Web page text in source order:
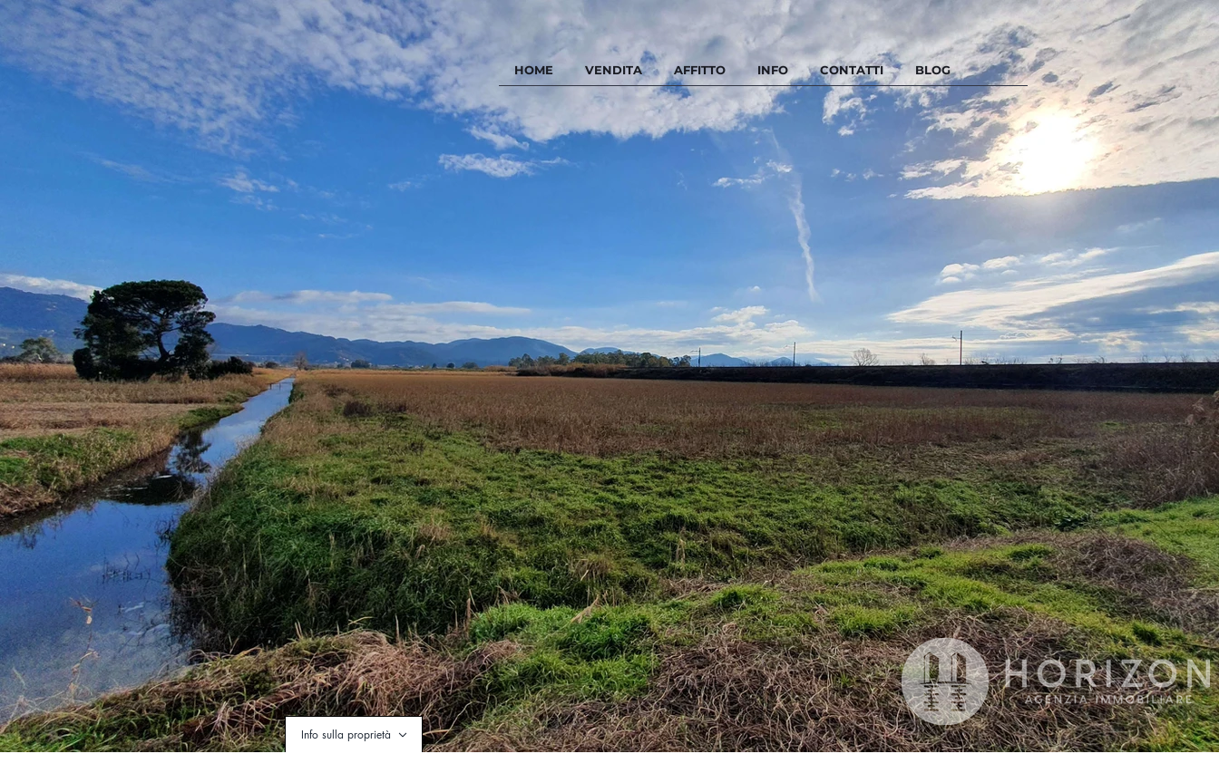
HOME VENDITA AFFITTO INFO CONTATTI BLOG
Info sulla proprietà